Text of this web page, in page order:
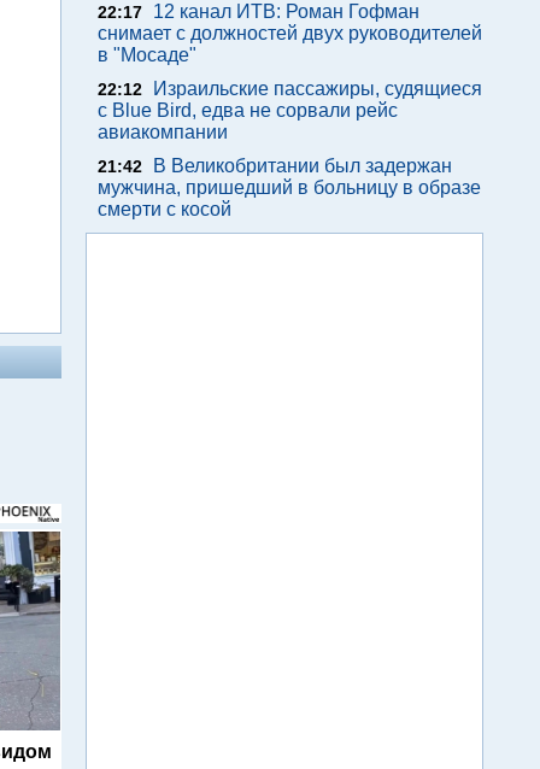
22:17
12 канал ИТВ: Роман Гофман
снимает с должностей двух руководителей
в "Мосаде"
22:12
Израильские пассажиры, судящиеся
с Blue Bird, едва не сорвали рейс
авиакомпании
21:42
В Великобритании был задержан
мужчина, пришедший в больницу в образе
смерти с косой